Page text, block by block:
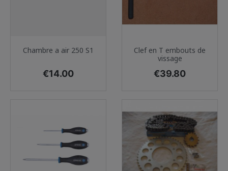
Chambre a air 250 S1
Price
€14.00
Clef en T embouts de
vissage
Price
€39.80